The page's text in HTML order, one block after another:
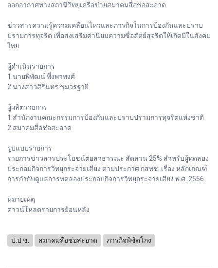
ออกอากาศทางสถานีวิทยุเครือข่ายสมาคมสื่อช่อสะอาด
ข่าวสารความรู้ความเคลื่อนไหวและภารกิจในการป้องกันและปราบ
ปรามการทุจริต เพื่อส่งเสริมค่านิยมความซื่อสัตย์สุจริตให้เกิดมีในสังคม
ไทย
ผู้ดำเนินรายการ
1.นายพิพัฒน์ พึ่งพาพงศ์
2.นางสาวสิรินทร ชุมวรฐายี
ผู้ผลิตรายการ
1.สำนักงานคณะกรรมการป้องกันและปราบปรามการทุจริตแห่งชาติ
2.สมาคมสื่อช่อสะอาด
รูปแบบรายการ
รายการข่าวสารประโยชน์ต่อสาธารณะ สัดส่วน 25% สำหรับผู้ทดลอง
ประกอบกิจการวิทยุกระจายเสียง ตามประกาศ กสทช. เรื่อง หลักเกณฑ์
การกำกับดูแลการทดลองประกอบกิจการวิทยุกระจายเสียง พ.ศ. 2556
หมายเหตุ
ดาวน์โหลดรายการย้อนหลัง
ป.ป.ช. สมาคมสื่อช่อสะอาด ภารกิจพิชิตโกง